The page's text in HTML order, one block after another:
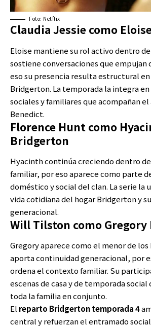
Foto: Netflix
Claudia Jessie como
Eloise mantiene su rol activo dentro
sostiene conversaciones que empujan
eso su presencia resulta estructural
Bridgerton. La temporada la integra en
sociales y familiares que acompañan
Benedict.
Florence Hunt como
Bridgerton
Hyacinth continúa creciendo dentro
familiar, por eso aparece como parte
doméstico y social del clan. La serie la
vida cotidiana del hogar Bridgerton y
generacional.
Will Tilston como
Gregory aparece como el menor de
aporta continuidad generacional, por
ordena el contexto familiar. Su
escenas de casa y de temporada
toda la familia en conjunto.
El reparto Bridgerton temporada 4
central y refuerzan el entramado